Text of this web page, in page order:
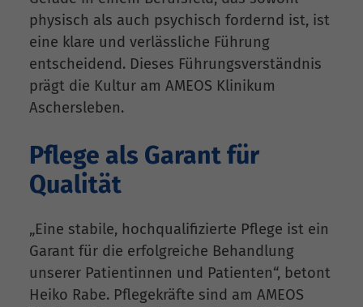
physisch als auch psychisch fordernd ist, ist
eine klare und verlässliche Führung
entscheidend. Dieses Führungsverständnis
prägt die Kultur am AMEOS Klinikum
Aschersleben.
Pflege als Garant für
Qualität
„Eine stabile, hochqualifizierte Pflege ist ein
Garant für die erfolgreiche Behandlung
unserer Patientinnen und Patienten“, betont
Heiko Rabe. Pflegekräfte sind am AMEOS